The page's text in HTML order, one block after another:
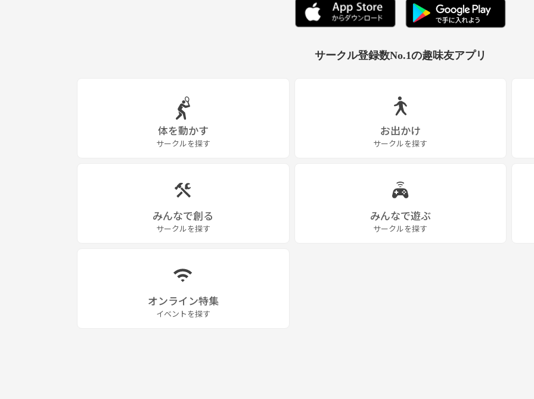
サークル登録数No.1の趣味友アプリ
体を動かす
サークルを探す
お出かけ
サークルを探す
みんなで創る
サークルを探す
みんなで遊ぶ
サークルを探す
オンライン特集
イベントを探す